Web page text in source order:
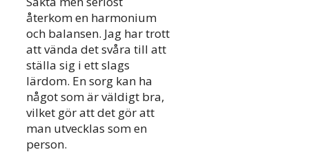
återkom en harmonium
och balansen. Jag har trott
att vända det svåra till att
ställa sig i ett slags
lärdom. En sorg kan ha
något som är väldigt bra,
vilket gör att det gör att
man utvecklas som en
person.